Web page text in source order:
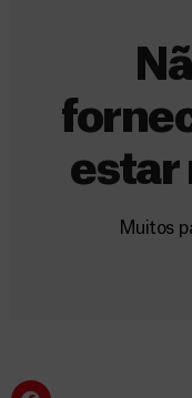
estar
Muitos